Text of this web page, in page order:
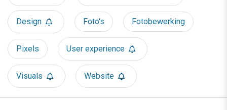
Design Foto's Fotobewerking
Pixels User experience
Visuals Website